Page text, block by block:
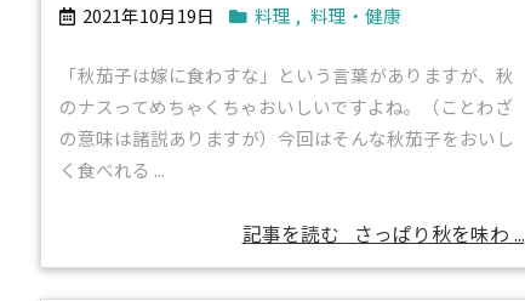
2021年10月19日 料理 , 料理・健康
「秋茄子は嫁に食わすな」という言葉がありますが、秋
のナスってめちゃくちゃおいしいですよね。（ことわざ
の意味は諸説ありますが）今回はそんな秋茄子をおいし
く食べれる ...
記事を読む さっぱり秋を味わ ...